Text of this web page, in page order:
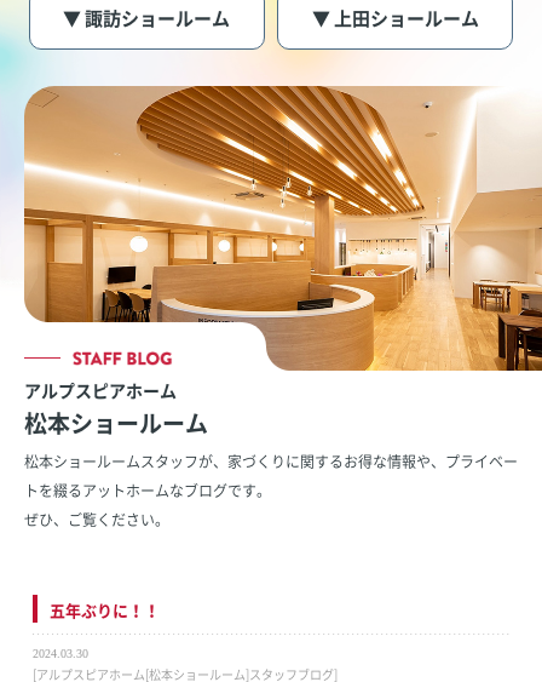
▼ 諏訪ショールーム ▼ 上田ショールーム
アルプスピアホーム
松本ショールーム
松本ショールームスタッフが、家づくりに関するお得な情報や、 プライベー
トを綴るアットホームなブログです。
ぜひ、ご覧ください。
五年ぶりに！！
2024.03.30
[アルプスピアホーム[松本ショールーム]スタッフブログ]